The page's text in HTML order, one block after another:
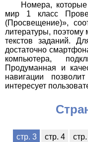
Номера,
мир 1 класс
(Просвещение)»,
литературы, поэтому
текстов заданий.
достаточно
компьютера,
Продуманная и
навигации
интересует
стр. 3 стр. 4